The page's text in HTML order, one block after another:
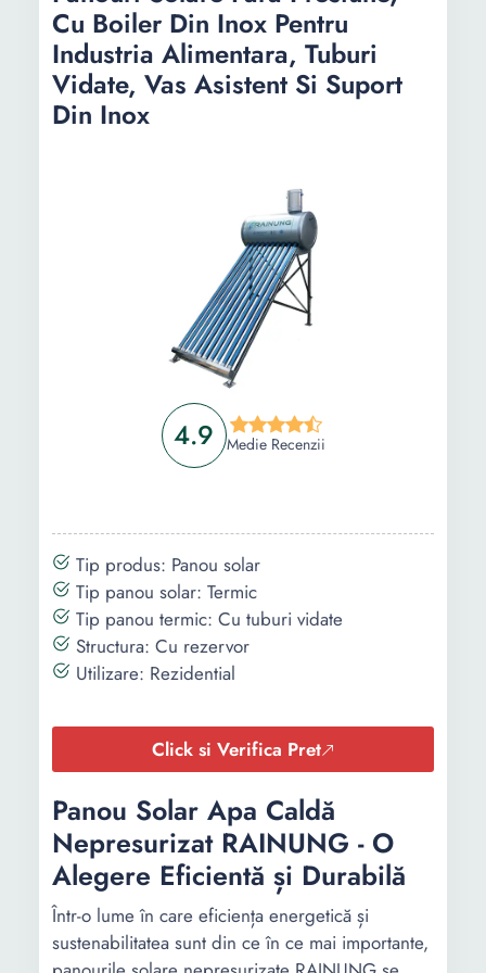
4.9 Medie Recenzii
Cu Boiler Din Inox Pentru
Industria Alimentara, Tuburi
Vidate, Vas Asistent Si Suport
Din Inox
Tip produs: Panou solar
Tip panou solar: Termic
Tip panou termic: Cu tuburi vidate
Structura: Cu rezervor
Utilizare: Rezidential
Click si Verifica Pret
Panou Solar Apa Caldă
Nepresurizat RAINUNG - O
Alegere Eficientă și Durabilă
Într-o lume în care eficiența energetică și
sustenabilitatea sunt din ce în ce mai importante,
Informații
Ghid de cumparare
Intrebari Frecvente